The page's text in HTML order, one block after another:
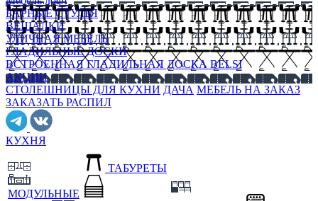
БАРНЫЕ СТУЛЬЯ
ВЕШАЛКИ
УЛИЧНАЯ МЕБЕЛЬ
ГЛАДИЛЬНЫЕ ДОСКИ
ВСТРОЕННАЯ ГЛАДИЛЬНАЯ ДОСКА BELSI
АКЦИИ
СТОЛЕШНИЦЫ ДЛЯ КУХНИ ДАЧА МЕБЕЛЬ НА ЗАКАЗ
ЗАКАЗАТЬ РАСПИЛ
КУХНЯ
МОДУЛЬНЫЕ
ТАБУРЕТЫ